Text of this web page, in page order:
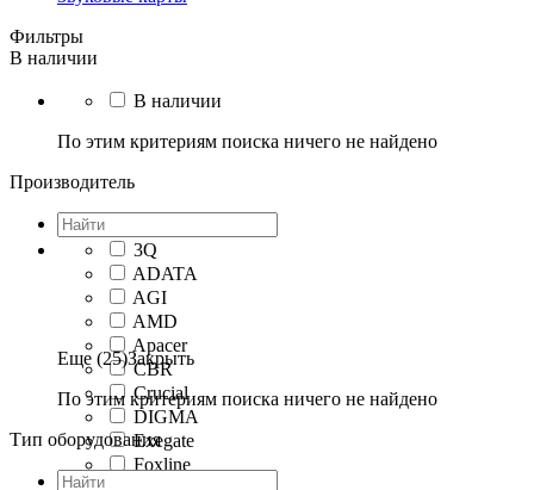
Фильтры
В наличии
В наличии
По этим критериям поиска ничего не найдено
Производитель
3Q
ADATA
AGI
AMD
Apacer
CBR
Crucial
DIGMA
Exegate
Foxline
Еще (25)Закрыть
По этим критериям поиска ничего не найдено
Тип оборудования